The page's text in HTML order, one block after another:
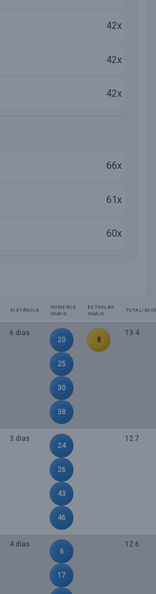
42x
42x
42x
66x
61x
60x
DISTÂNCIA
NÚMEROS
IGUAIS
ESTRELAS
IGUAIS
TOTAL/
6 dias
20
25
30
38
8
13.4
3 dias
24
26
43
46
12.7
4 dias
6
17
12.6